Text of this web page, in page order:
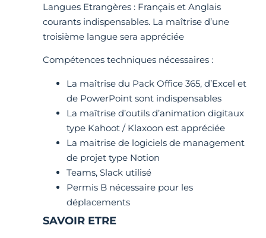
Langues Etrangères : Français et Anglais
courants indispensables. La maîtrise d’une
troisième langue sera appréciée
Compétences techniques nécessaires :
La maîtrise du Pack Office 365, d’Excel et
de PowerPoint sont indispensables
La maîtrise d’outils d’animation digitaux
type Kahoot / Klaxoon est appréciée
La maitrise de logiciels de management
de projet type Notion
Teams, Slack utilisé
Permis B nécessaire pour les
déplacements
SAVOIR ETRE